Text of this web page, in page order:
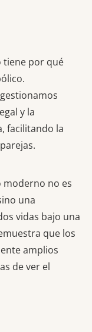
tiene por qué
y la
facilitando la
no es
una
vidas bajo una
que los
amplios
de ver el